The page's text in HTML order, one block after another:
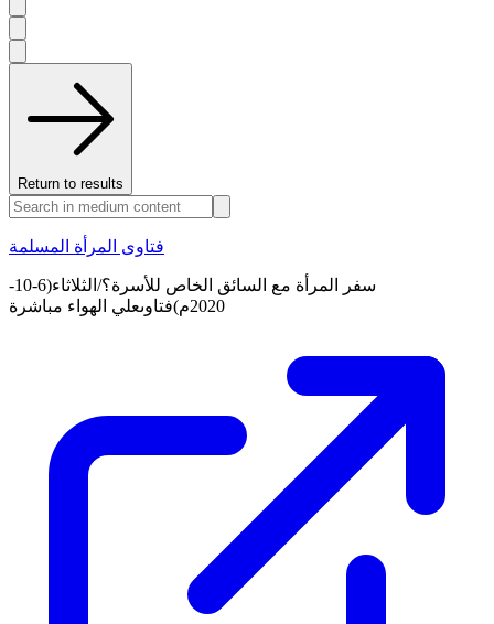
Return to results
فتاوى المرأة المسلمة
سفر المرأة مع السائق الخاص للأسرة؟/الثلاثاء(6-10-
2020م)فتاوىعلي الهواء مباشرة